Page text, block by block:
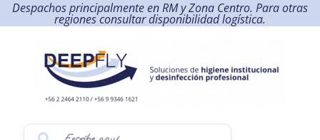
Despachos principalmente en RM y Zona Centro. Para otras
regiones consultar disponibilidad logística.